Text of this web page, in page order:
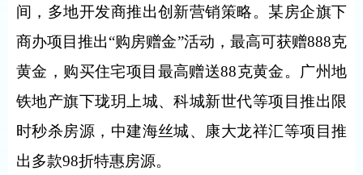
间，多地开发商推出创新营销策略。某房企旗下
商办项目推出“购房赠金”活动，最高可获赠888克
黄金，购买住宅项目最高赠送88克黄金。广州地
铁地产旗下珑玥上城、科城新世代等项目推出限
时秒杀房源，中建海丝城、康大龙祥汇等项目推
出多款98折特惠房源。